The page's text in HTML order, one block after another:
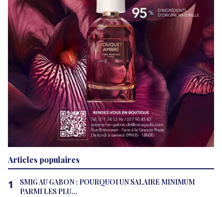
Articles populaires
1
SMIG AU GABON : POURQUOI UN SALAIRE MINIMUM
PARMI LES PLU...